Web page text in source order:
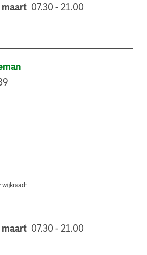
maart 07.30 - 21.00
wijkraad:
maart 07.30 - 21.00